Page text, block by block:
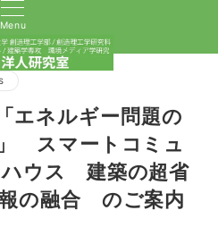
Menu
エネルギー問題の
スマートコミュ
ハウス 建築の超省
の融合 のご案内